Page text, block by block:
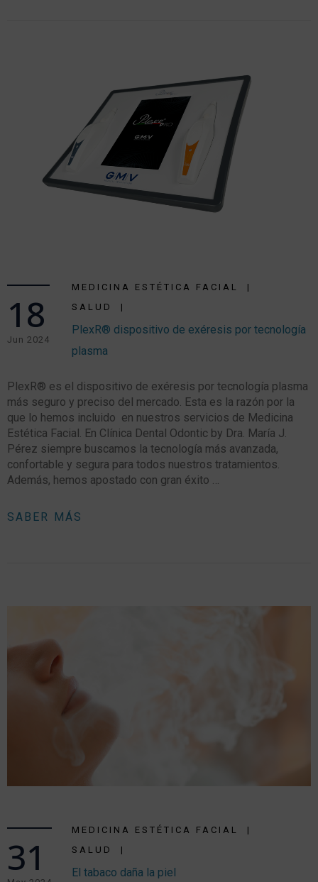
18
Jun 2024
MEDICINA ESTÉTICA FACIAL
SALUD
PlexR® dispositivo de exéresis por tecnología
plasma
PlexR® es el dispositivo de exéresis por tecnología plasma
más seguro y preciso del mercado. Esta es la razón por la
que lo hemos incluido en nuestros servicios de Medicina
Estética Facial. En Clínica Dental Odontic by Dra. María J.
Pérez siempre buscamos la tecnología más avanzada,
confortable y segura para todos nuestros tratamientos.
Además, hemos apostado con gran éxito …
SABER MÁS
31
MEDICINA ESTÉTICA FACIAL
SALUD
El tabaco daña la piel